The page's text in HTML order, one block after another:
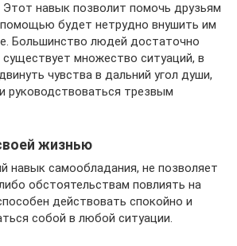
навык позволит помочь друзьям
будет нетрудно внушить им
Большинство людей достаточно
множество ситуаций, в
чувства в дальний угол души,
руководствоваться трезвым
жизнью
навык самообладания, не позволяет
обстоятельствам повлиять на
действовать спокойно и
собой в любой ситуации.